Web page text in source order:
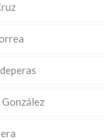
González